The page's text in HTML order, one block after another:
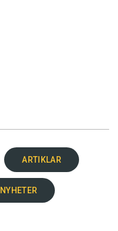
ARTIKLAR
NYHETER